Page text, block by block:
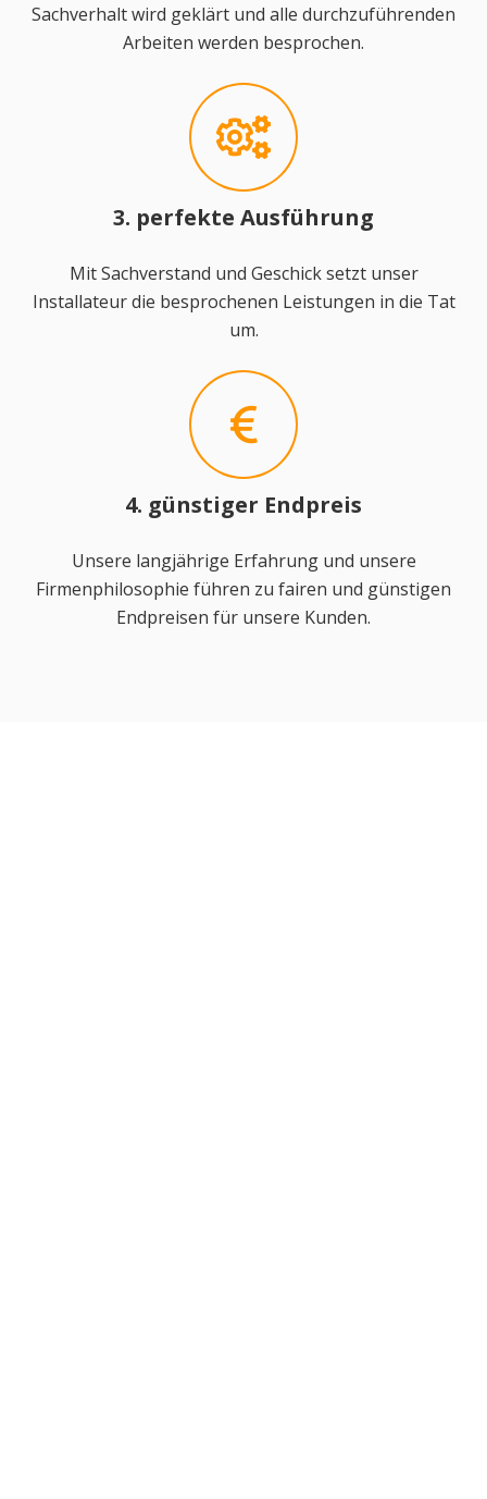
Sachverhalt wird geklärt und alle durchzuführenden
Arbeiten werden besprochen.
3. perfekte Ausführung
Mit Sachverstand und Geschick setzt unser
Installateur die besprochenen Leistungen in die Tat
um.
4. günstiger Endpreis
Unsere langjährige Erfahrung und unsere
Firmenphilosophie führen zu fairen und günstigen
Endpreisen für unsere Kunden.